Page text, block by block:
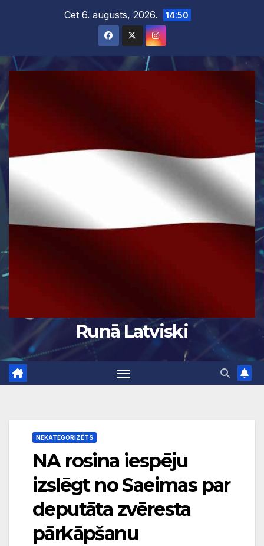
Cet 6. augusts, 2026. 14:50
Runā Latviski
NEKATEGORIZĒTS
NA rosina iespēju
izslēgt no Saeimas par
deputāta zvēresta
pārkāpšanu